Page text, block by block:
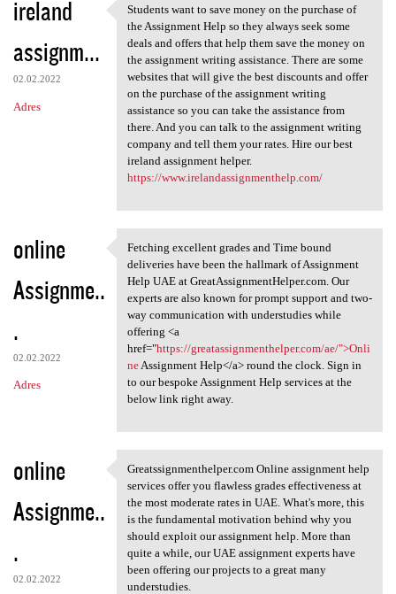
ireland
assignm...
02.02.2022
Adres
Students want to save money
Students want to save money on the purchase of
the Assignment Help so they always seek some
deals and offers that help them save the money on
the assignment writing assistance. There are some
websites that will give the best discounts and offer
on the purchase of the assignment writing
assistance so you can take the assistance from
there. And you can talk to the assignment writing
company and tell them your rates. Hire our best
ireland assignment helper.
https://www.irelandassignmenthelp.com/
online
Assignme..
.
02.02.2022
Adres
Fetching excellent grades and
Fetching excellent grades and Time bound
deliveries have been the hallmark of Assignment
Help UAE at GreatAssignmentHelper.com. Our
experts are also known for prompt support and two-
way communication with understudies while
offering <a
href="https://greatassignmenthelper.com/ae/">Onli
neAssignment Help</a> round the clock. Sign in
to our bespoke Assignment Help services at the
below link right away.
online
Assignme..
.
02.02.2022
Greatssignmenthelper.com
Greatssignmenthelper.com Online assignment help
services offer you flawless grades effectiveness at
the most moderate rates in UAE. What's more, this
is the fundamental motivation behind why you
should exploit our assignment help. More than
quite a while, our UAE assignment experts have
been offering our projects to a great many
understudies.